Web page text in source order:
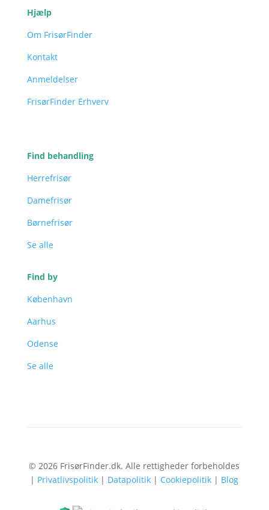
Hjælp
Om FrisørFinder
Kontakt
Anmeldelser
FrisørFinder Erhverv
Find behandling
Herrefrisør
Damefrisør
Børnefrisør
Se alle
Find by
København
Aarhus
Odense
Se alle
© 2026 FrisørFinder.dk. Alle rettigheder forbeholdes
| Privatlivspolitik | Datapolitik | Cookiepolitik | Blog